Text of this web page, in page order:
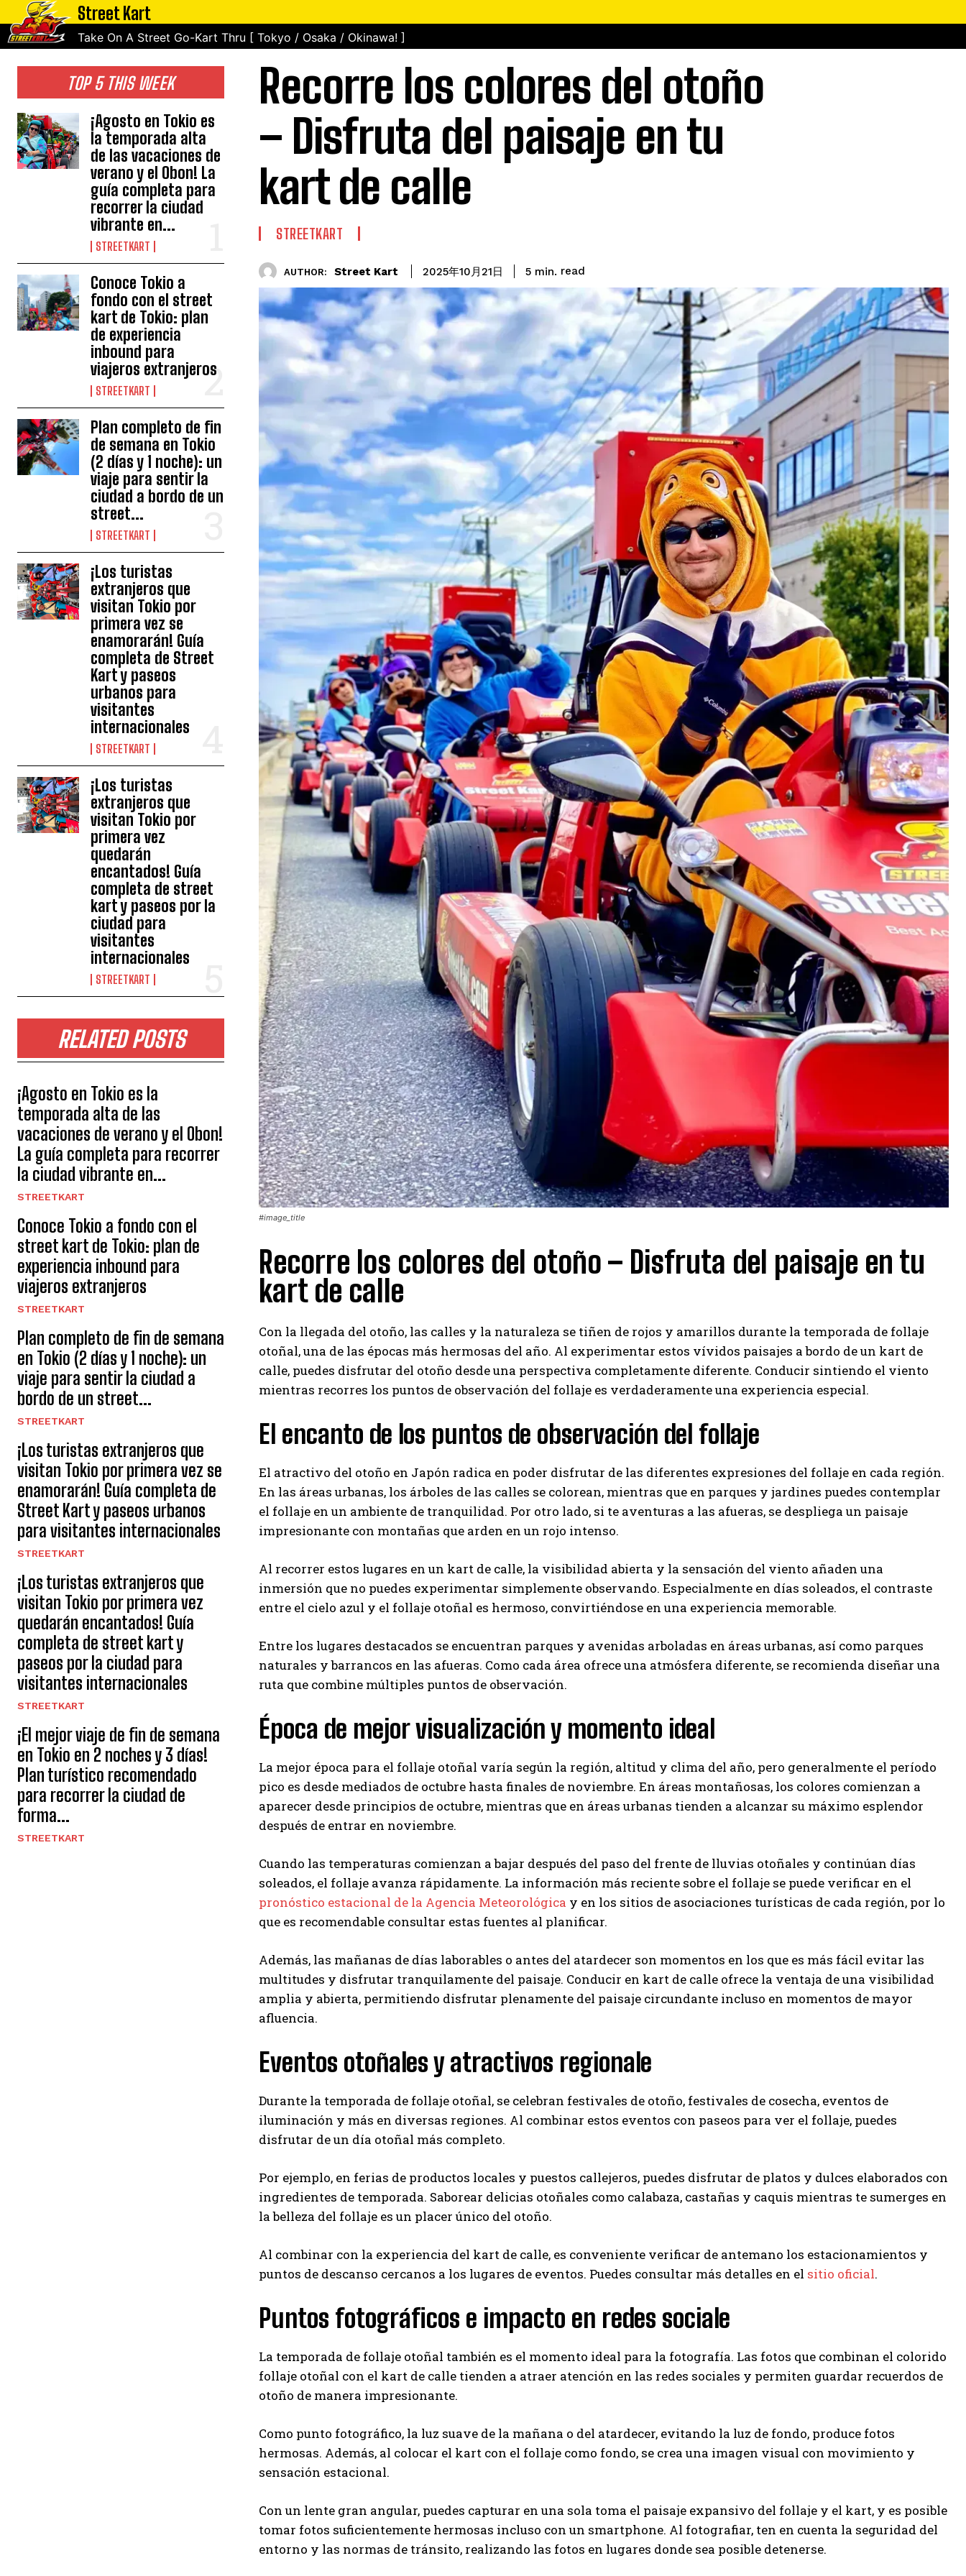
Street Kart
Take On A Street Go-Kart Thru [ Tokyo / Osaka / Okinawa! ]
TOP 5 THIS WEEK
¡Agosto en Tokio es
la temporada alta
de las vacaciones de
verano y el Obon! La
guía completa para
recorrer la ciudad
vibrante en...
STREETKART
Conoce Tokio a
fondo con el street
kart de Tokio: plan
de experiencia
inbound para
viajeros extranjeros
STREETKART
Plan completo de fin
de semana en Tokio
(2 días y 1 noche): un
viaje para sentir la
ciudad a bordo de un
street...
STREETKART
¡Los turistas
extranjeros que
visitan Tokio por
primera vez se
enamorarán! Guía
completa de Street
Kart y paseos
urbanos para
visitantes
internacionales
STREETKART
¡Los turistas
extranjeros que
visitan Tokio por
primera vez
quedarán
encantados! Guía
completa de street
kart y paseos por la
ciudad para
visitantes
internacionales
STREETKART
RELATED POSTS
¡Agosto en Tokio es la
temporada alta de las
vacaciones de verano y el Obon!
La guía completa para recorrer
la ciudad vibrante en...
STREETKART
Conoce Tokio a fondo con el
street kart de Tokio: plan de
experiencia inbound para
viajeros extranjeros
STREETKART
Plan completo de fin de semana
en Tokio (2 días y 1 noche): un
viaje para sentir la ciudad a
bordo de un street...
STREETKART
¡Los turistas extranjeros que
visitan Tokio por primera vez se
enamorarán! Guía completa de
Street Kart y paseos urbanos
para visitantes internacionales
STREETKART
¡Los turistas extranjeros que
visitan Tokio por primera vez
quedarán encantados! Guía
completa de street kart y
paseos por la ciudad para
visitantes internacionales
STREETKART
¡El mejor viaje de fin de semana
en Tokio en 2 noches y 3 días!
Plan turístico recomendado
para recorrer la ciudad de
forma...
STREETKART
Recorre los colores del otoño
– Disfruta del paisaje en tu
kart de calle
STREETKART
AUTHOR: Street Kart 2025年10月21日 5 min. read
#image_title
Recorre los colores del otoño – Disfruta del paisaje en tu
kart de calle
Con la llegada del otoño, las calles y la naturaleza se tiñen de rojos y amarillos durante la temporada de follaje
otoñal, una de las épocas más hermosas del año. Al experimentar estos vívidos paisajes a bordo de un kart de
calle, puedes disfrutar del otoño desde una perspectiva completamente diferente. Conducir sintiendo el viento
mientras recorres los puntos de observación del follaje es verdaderamente una experiencia especial.
El encanto de los puntos de observación del follaje
El atractivo del otoño en Japón radica en poder disfrutar de las diferentes expresiones del follaje en cada región.
En las áreas urbanas, los árboles de las calles se colorean, mientras que en parques y jardines puedes contemplar
el follaje en un ambiente de tranquilidad. Por otro lado, si te aventuras a las afueras, se despliega un paisaje
impresionante con montañas que arden en un rojo intenso.
Al recorrer estos lugares en un kart de calle, la visibilidad abierta y la sensación del viento añaden una
inmersión que no puedes experimentar simplemente observando. Especialmente en días soleados, el contraste
entre el cielo azul y el follaje otoñal es hermoso, convirtiéndose en una experiencia memorable.
Entre los lugares destacados se encuentran parques y avenidas arboladas en áreas urbanas, así como parques
naturales y barrancos en las afueras. Como cada área ofrece una atmósfera diferente, se recomienda diseñar una
ruta que combine múltiples puntos de observación.
Época de mejor visualización y momento ideal
La mejor época para el follaje otoñal varía según la región, altitud y clima del año, pero generalmente el período
pico es desde mediados de octubre hasta finales de noviembre. En áreas montañosas, los colores comienzan a
aparecer desde principios de octubre, mientras que en áreas urbanas tienden a alcanzar su máximo esplendor
después de entrar en noviembre.
Cuando las temperaturas comienzan a bajar después del paso del frente de lluvias otoñales y continúan días
soleados, el follaje avanza rápidamente. La información más reciente sobre el follaje se puede verificar en el
pronóstico estacional de la Agencia Meteorológica y en los sitios de asociaciones turísticas de cada región, por lo
que es recomendable consultar estas fuentes al planificar.
Además, las mañanas de días laborables o antes del atardecer son momentos en los que es más fácil evitar las
multitudes y disfrutar tranquilamente del paisaje. Conducir en kart de calle ofrece la ventaja de una visibilidad
amplia y abierta, permitiendo disfrutar plenamente del paisaje circundante incluso en momentos de mayor
afluencia.
Eventos otoñales y atractivos regionale
Durante la temporada de follaje otoñal, se celebran festivales de otoño, festivales de cosecha, eventos de
iluminación y más en diversas regiones. Al combinar estos eventos con paseos para ver el follaje, puedes
disfrutar de un día otoñal más completo.
Por ejemplo, en ferias de productos locales y puestos callejeros, puedes disfrutar de platos y dulces elaborados con
ingredientes de temporada. Saborear delicias otoñales como calabaza, castañas y caquis mientras te sumerges en
la belleza del follaje es un placer único del otoño.
Al combinar con la experiencia del kart de calle, es conveniente verificar de antemano los estacionamientos y
puntos de descanso cercanos a los lugares de eventos. Puedes consultar más detalles en el sitio oficial.
Puntos fotográficos e impacto en redes sociale
La temporada de follaje otoñal también es el momento ideal para la fotografía. Las fotos que combinan el colorido
follaje otoñal con el kart de calle tienden a atraer atención en las redes sociales y permiten guardar recuerdos de
otoño de manera impresionante.
Como punto fotográfico, la luz suave de la mañana o del atardecer, evitando la luz de fondo, produce fotos
hermosas. Además, al colocar el kart con el follaje como fondo, se crea una imagen visual con movimiento y
sensación estacional.
Con un lente gran angular, puedes capturar en una sola toma el paisaje expansivo del follaje y el kart, y es posible
tomar fotos suficientemente hermosas incluso con un smartphone. Al fotografiar, ten en cuenta la seguridad del
entorno y las normas de tránsito, realizando las fotos en lugares donde sea posible detenerse.